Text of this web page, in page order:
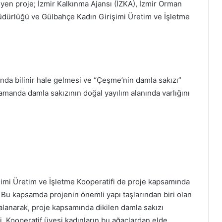
proje; İzmir Kalkınma Ajansı (İZKA), İzmir Orman
ve Gülbahçe Kadın Girişimi Üretim ve İşletme
bilinir hale gelmesi ve “Çeşme’nin damla sakızı”
damla sakızının doğal yayılım alanında varlığını
Üretim ve İşletme Kooperatifi de proje kapsamında
kapsamda projenin önemli yapı taşlarından biri olan
proje kapsamında dikilen damla sakızı